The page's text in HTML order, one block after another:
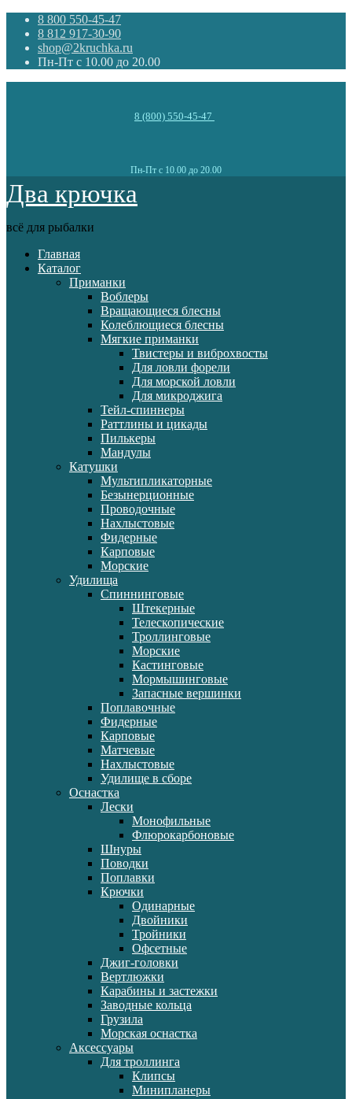
8 800 550-45-47
8 812 917-30-90
shop@2kruchka.ru
Пн-Пт с 10.00 до 20.00
8 (800) 550-45-47
Пн-Пт с 10.00 до 20.00
Два крючка
всё для рыбалки
Главная
Каталог
Приманки
Воблеры
Вращающиеся блесны
Колеблющиеся блесны
Мягкие приманки
Твистеры и виброхвосты
Для ловли форели
Для морской ловли
Для микроджига
Тейл-спиннеры
Раттлины и цикады
Пилькеры
Мандулы
Катушки
Мультипликаторные
Безынерционные
Проводочные
Нахлыстовые
Фидерные
Карповые
Морские
Удилища
Спиннинговые
Штекерные
Телескопические
Троллинговые
Морские
Кастинговые
Мормышинговые
Запасные вершинки
Поплавочные
Фидерные
Карповые
Матчевые
Нахлыстовые
Удилище в сборе
Оснастка
Лески
Монофильные
Флюрокарбоновые
Шнуры
Поводки
Поплавки
Крючки
Одинарные
Двойники
Тройники
Офсетные
Джиг-головки
Вертлюжки
Карабины и застежки
Заводные кольца
Грузила
Морская оснастка
Аксессуары
Для троллинга
Клипсы
Минипланеры